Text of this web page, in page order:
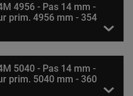
4956 - Pas 14 mm -
prim. 4956 mm - 354
5040 - Pas 14 mm -
prim. 5040 mm - 360